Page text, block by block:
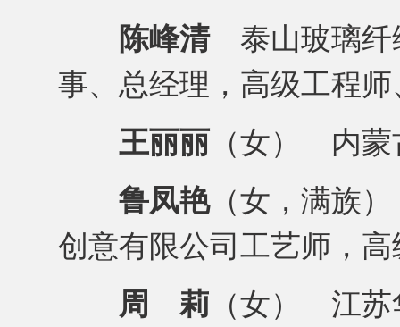
陈峰清泰山玻璃纤
事、总经理，高级工程
王丽丽 （女） 内蒙
鲁凤艳（女，满族
创意有限公司工艺师，高
周 莉 （女） 江苏